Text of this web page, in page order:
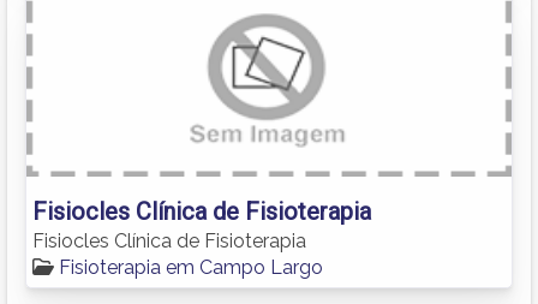
Fisiocles Clínica de Fisioterapia
Fisiocles Clínica de Fisioterapia
Fisioterapia em Campo Largo